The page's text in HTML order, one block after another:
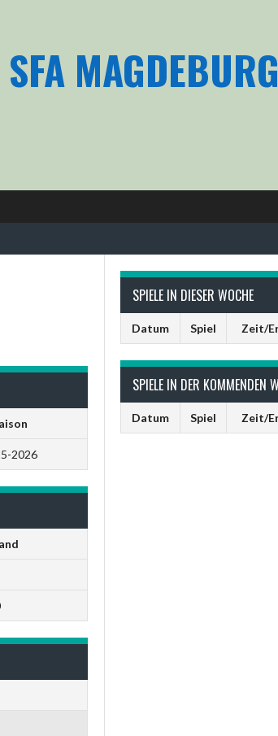
2026
SPIELE IN DIESER WOCHE
Datum Spiel Zeit/
SPIELE IN DER KOMMENDEN
Datum Spiel Zeit/